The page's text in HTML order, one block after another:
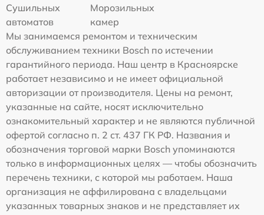
Сушильных
автоматов
Морозильных
камер
Мы занимаемся ремонтом и техническим
обслуживанием техники Bosch по истечении
гарантийного периода. Наш центр в Красноярске
работает независимо и не имеет официальной
авторизации от производителя. Цены на ремонт,
указанные на сайте, носят исключительно
ознакомительный характер и не являются публичной
офертой согласно п. 2 ст. 437 ГК РФ. Названия и
обозначения торговой марки Bosch упоминаются
только в информационных целях — чтобы обозначить
перечень техники, с которой мы работаем. Наша
организация не аффилирована с владельцами
указанных товарных знаков и не представляет их